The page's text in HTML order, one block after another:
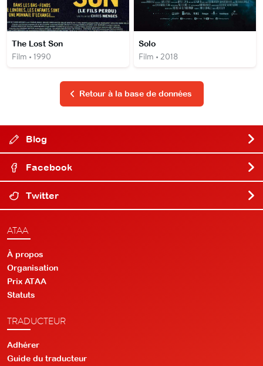
The Lost Son
Film • 1990
Solo
Film • 2018
Retour à la base de données
Blog
Facebook
Twitter
ATAA
À propos
Organisation
Prix ATAA
Statuts
TRADUCTEUR
Adhérer
Guide du traducteur